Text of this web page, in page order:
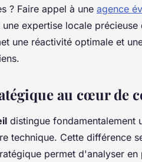
? Faire appel à une agence
expertise locale
une réactivité optimale et
au cœur de
distingue fondamentalement
technique. Cette différence
permet d'analyser